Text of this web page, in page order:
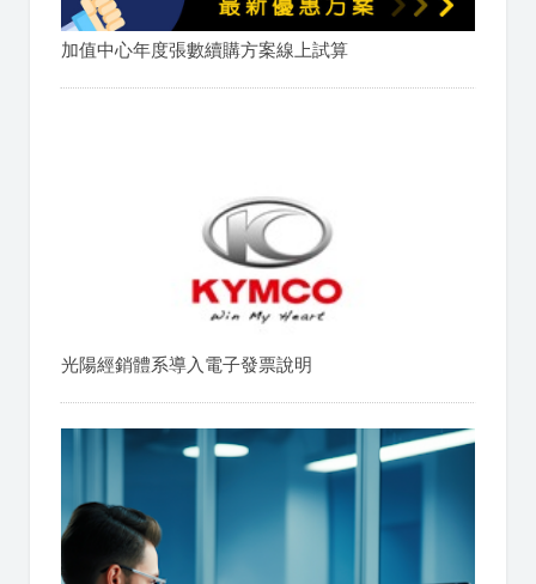
加值中心年度張數續購方案線上試算
光陽經銷體系導入電子發票說明